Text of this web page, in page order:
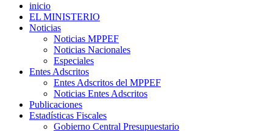
inicio
EL MINISTERIO
Noticias
Noticias MPPEF
Noticias Nacionales
Especiales
Entes Adscritos
Entes Adscritos del MPPEF
Noticias Entes Adscritos
Publicaciones
Estadísticas Fiscales
Gobierno Central Presupuestario